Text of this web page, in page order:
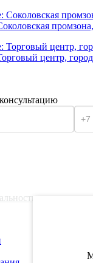
центр,
консультацию